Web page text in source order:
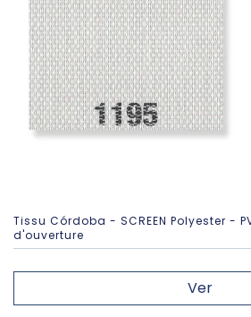
Tissu Córdoba - SCREEN Polyester -
d'ouverture
Ver